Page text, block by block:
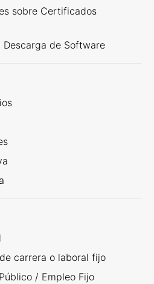
sobre Certificados
de Software
carrera o laboral fijo
/ Empleo Fijo